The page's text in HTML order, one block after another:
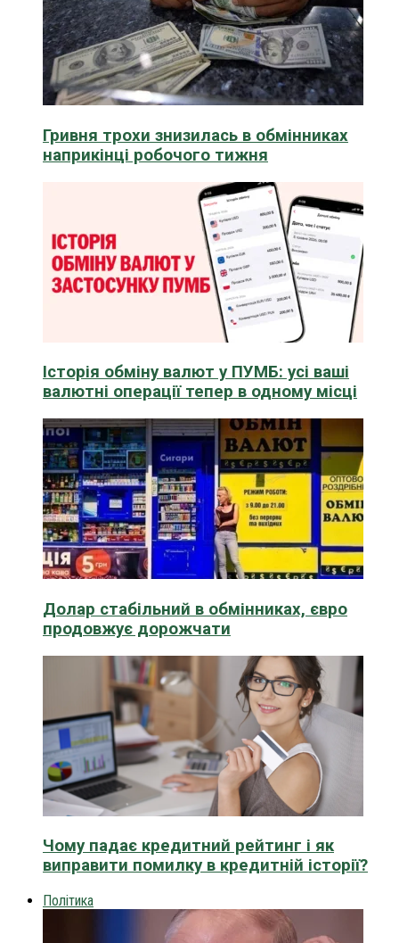
Гривня трохи знизилась в обмінниках
наприкінці робочого тижня
Історія обміну валют у ПУМБ: усі ваші
валютні операції тепер в одному місці
Долар стабільний в обмінниках, євро
продовжує дорожчати
Чому падає кредитний рейтинг і як
виправити помилку в кредитній історії?
Політика